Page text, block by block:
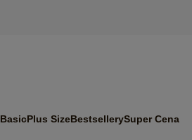
BasicPlus SizeBestsellerySuper Cena